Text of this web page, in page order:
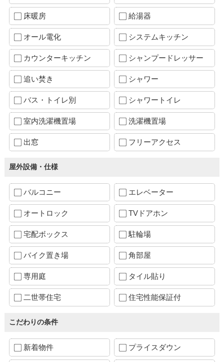
床暖房 給湯器
オール電化 システムキッチン
カウンターキッチン シャンプードレッサー
追い焚き シャワー
バス・トイレ別 シャワートイレ
室内洗濯機置場 洗濯機置場
出窓 フリーアクセス
屋外設備・仕様
バルコニー エレベーター
オートロック TVドアホン
宅配ボックス 駐輪場
バイク置き場 角部屋
専用庭 タイル貼り
二世帯住宅 住宅性能保証付
こだわりの条件
新着物件 プライスダウン